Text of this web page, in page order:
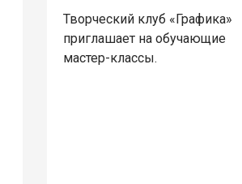
Творческий клуб «Графика»
приглашает на обучающие
мастер-классы.